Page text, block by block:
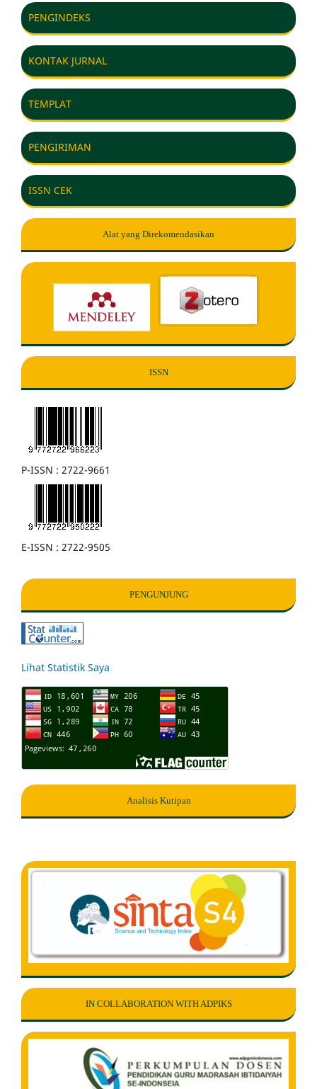
PENGINDEKS
KONTAK JURNAL
TEMPLAT
PENGIRIMAN
ISSN CEK
Alat yang Direkomendasikan
ISSN
P-ISSN : 2722-9661
E-ISSN : 2722-9505
PENGUNJUNG
Lihat Statistik Saya
Analisis Kutipan
IN COLLABORATION WITH ADPIKS